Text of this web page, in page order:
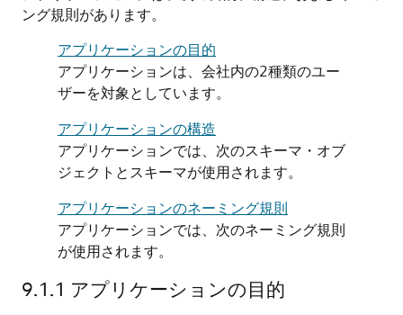
ング規則があります。
アプリケーションの目的
アプリケーションは、会社内の2種類のユー
ザーを対象としています。
アプリケーションの構造
アプリケーションでは、次のスキーマ・オブ
ジェクトとスキーマが使用されます。
アプリケーションのネーミング規則
アプリケーションでは、次のネーミング規則
が使用されます。
9.1.1 アプリケーションの目的